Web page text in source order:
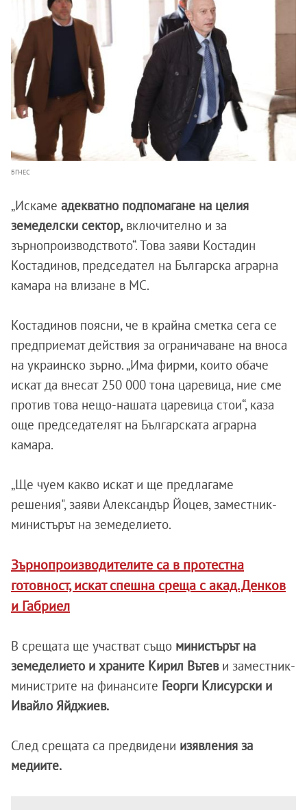
БГНЕС
„Искаме адекватно подпомагане на целия
земеделски сектор, включително и за
зърнопроизводството“. Това заяви Костадин
Костадинов, председател на Българска аграрна
камара на влизане в МС.
Костадинов поясни, че в крайна сметка сега се
предприемат действия за ограничаване на вноса
на украинско зърно. „Има фирми, които обаче
искат да внесат 250 000 тона царевица, ние сме
против това нещо-нашата царевица стои“, каза
още председателят на Българската аграрна
камара.
„Ще чуем какво искат и ще предлагаме
решения", заяви Александър Йоцев, заместник-
министърът на земеделието.
Зърнопроизводителите са в протестна
готовност, искат спешна среща с акад. Денков
и Габриел
В срещата ще участват също министърът на
земеделието и храните Кирил Вътеви заместник-
министрите на финансите Георги Клисурски и
Ивайло Яйджиев.
След срещата са предвидени изявления за
медиите.